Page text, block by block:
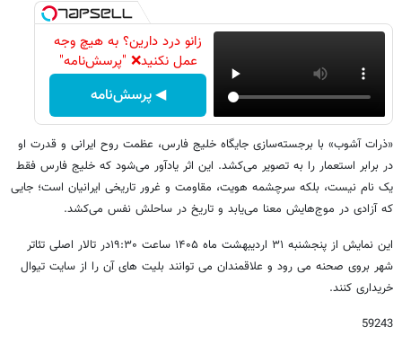
زانو درد دارین؟ به هیچ وجه
عمل نکنید❌ "پرسش‌نامه"
◀ پرسش‌نامه
«ذرات آشوب» با برجسته‌سازی جایگاه خلیج فارس، عظمت روح ایرانی و قدرت او
در برابر استعمار را به تصویر می‌کشد. این اثر یادآور می‌شود که خلیج فارس فقط
یک نام نیست، بلکه سرچشمه هویت، مقاومت و غرور تاریخی ایرانیان است؛ جایی
که آزادی در موج‌هایش معنا می‌یابد و تاریخ در ساحلش نفس می‌کشد.
این نمایش از پنجشنبه ۳۱ اردیبهشت ماه ۱۴۰۵ ساعت ۱۹:۳۰در تالار اصلی تئاتر
شهر بروی صحنه می رود و علاقمندان می توانند بلیت های آن را از سایت تیوال
خریداری کنند.
59243